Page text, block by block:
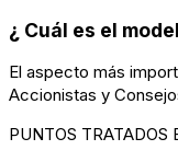
¿ Cuál es el
El aspecto más
Accionistas y
PUNTOS TRATADOS